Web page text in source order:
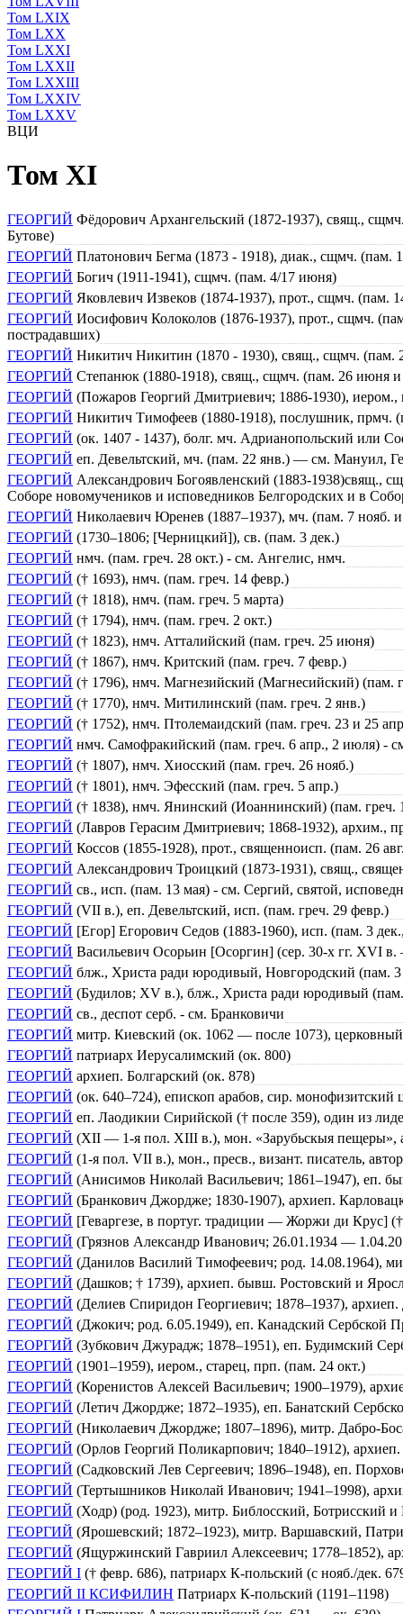
Том LXIX
Том LXX
Том LXXI
Том LXXII
Том LXXIII
Том LXXIV
Том LXXV
ВЦИ
Том XI
ГЕОРГИЙ Фёдорович Архангельский (1872-1937), свящ.,
Бутове)
ГЕОРГИЙ Платонович Бегма (1873 - 1918), диак., сщмч. (пам.
ГЕОРГИЙ Богич (1911-1941), сщмч. (пам. 4/17 июня)
ГЕОРГИЙ Яковлевич Извеков (1874-1937), прот., сщмч. (пам.
ГЕОРГИЙ Иосифович Колоколов (1876-1937), прот., сщмч.
пострадавших)
ГЕОРГИЙ Никитич Никитин (1870 - 1930), свящ., сщмч. (пам.
ГЕОРГИЙ Степанюк (1880-1918), свящ., сщмч. (пам. 26 июня
ГЕОРГИЙ (Пожаров Георгий Дмитриевич; 1886-1930),
ГЕОРГИЙ Никитич Тимофеев (1880-1918), послушник, прмч.
ГЕОРГИЙ (ок. 1407 - 1437), болг. мч. Адрианопольский или
ГЕОРГИЙ еп. Девельтский, мч. (пам. 22 янв.) — см. Мануил,
ГЕОРГИЙ Александрович Богоявленский (1883-1938)свящ.,
Соборе новомучеников и исповедников Белгородских и в
ГЕОРГИЙ Николаевич Юренев (1887–1937), мч. (пам. 7 нояб.
ГЕОРГИЙ (1730–1806; [Черницкий]), св. (пам. 3 дек.)
ГЕОРГИЙ нмч. (пам. греч. 28 окт.) - см. Ангелис, нмч.
ГЕОРГИЙ († 1693), нмч. (пам. греч. 14 февр.)
ГЕОРГИЙ († 1818), нмч. (пам. греч. 5 марта)
ГЕОРГИЙ († 1794), нмч. (пам. греч. 2 окт.)
ГЕОРГИЙ († 1823), нмч. Атталийский (пам. греч. 25 июня)
ГЕОРГИЙ († 1867), нмч. Критский (пам. греч. 7 февр.)
ГЕОРГИЙ († 1796), нмч. Магнезийский (Магнесийский) (пам.
ГЕОРГИЙ († 1770), нмч. Митилинский (пам. греч. 2 янв.)
ГЕОРГИЙ († 1752), нмч. Птолемаидский (пам. греч. 23 и 25
ГЕОРГИЙ нмч. Самофракийский (пам. греч. 6 апр., 2 июля) -
ГЕОРГИЙ († 1807), нмч. Хиосский (пам. греч. 26 нояб.)
ГЕОРГИЙ († 1801), нмч. Эфесский (пам. греч. 5 апр.)
ГЕОРГИЙ († 1838), нмч. Янинский (Иоаннинский) (пам. греч.
ГЕОРГИЙ (Лавров Герасим Дмитриевич; 1868-1932), архим.,
ГЕОРГИЙ Коссов (1855-1928), прот., священноисп. (пам. 26
ГЕОРГИЙ Александрович Троицкий (1873-1931), свящ.,
ГЕОРГИЙ св., исп. (пам. 13 мая) - см. Сергий, святой,
ГЕОРГИЙ (VII в.), еп. Девельтский, исп. (пам. греч. 29 февр.)
ГЕОРГИЙ [Егор] Егорович Седов (1883-1960), исп. (пам. 3
ГЕОРГИЙ Васильевич Осорьин [Осоргин] (сер. 30-х гг. XVI
ГЕОРГИЙ блж., Христа ради юродивый, Новгородский (пам.
ГЕОРГИЙ (Будилов; XV в.), блж., Христа ради юродивый
ГЕОРГИЙ св., деспот серб. - см. Бранковичи
ГЕОРГИЙ митр. Киевский (ок. 1062 — после 1073),
ГЕОРГИЙ патриарх Иерусалимский (ок. 800)
ГЕОРГИЙ архиеп. Болгарский (ок. 878)
ГЕОРГИЙ (ок. 640–724), епископ арабов, сир. монофизитский
ГЕОРГИЙ еп. Лаодикии Сирийской († после 359), один из
ГЕОРГИЙ (XII — 1-я пол. XIII в.), мон. «Зарубьскыя пещеры»,
ГЕОРГИЙ (1-я пол. VII в.), мон., пресв., визант. писатель,
ГЕОРГИЙ (Анисимов Николай Васильевич; 1861–1947), еп.
ГЕОРГИЙ (Бранкович Джордже; 1830-1907), архиеп.
ГЕОРГИЙ [Геваргезе, в португ. традиции — Жоржи ди Круc]
ГЕОРГИЙ (Грязнов Александр Иванович; 26.01.1934 —
ГЕОРГИЙ (Данилов Василий Тимофеевич; род. 14.08.1964),
ГЕОРГИЙ (Дашков; † 1739), архиеп. бывш. Ростовский и
ГЕОРГИЙ (Делиев Спиридон Георгиевич; 1878–1937),
ГЕОРГИЙ (Джокич; род. 6.05.1949), еп. Канадский Сербской
ГЕОРГИЙ (Зубкович Джурадж; 1878–1951), еп. Будимский
ГЕОРГИЙ (1901–1959), иером., старец, прп. (пам. 24 окт.)
ГЕОРГИЙ (Коренистов Алексей Васильевич; 1900–1979),
ГЕОРГИЙ (Летич Джордже; 1872–1935), еп. Банатский
ГЕОРГИЙ (Николаевич Джордже; 1807–1896), митр. Дабро-
ГЕОРГИЙ (Орлов Георгий Поликарпович; 1840–1912),
ГЕОРГИЙ (Садковский Лев Сергеевич; 1896–1948), еп.
ГЕОРГИЙ (Тертышников Николай Иванович; 1941–1998),
ГЕОРГИЙ (Ходр) (род. 1923), митр. Библосский, Ботрисский
ГЕОРГИЙ (Ярошевский; 1872–1923), митр. Варшавский,
ГЕОРГИЙ (Ящуржинский Гавриил Алексеевич; 1778–1852),
ГЕОРГИЙ I († февр. 686), патриарх К-польский (с нояб./дек.
ГЕОРГИЙ II КСИФИЛИН Патриарх К-польский (1191–1198)